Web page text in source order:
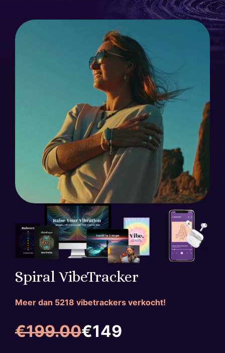
Spiral VibeTracker
Meer dan 5218 vibetrackers verkocht!
€199.00€149